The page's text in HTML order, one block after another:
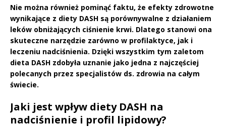
Nie można również pominąć faktu, że efekty zdrowotne
wynikające z diety DASH są porównywalne z działaniem
leków obniżających ciśnienie krwi. Dlatego stanowi ona
skuteczne narzędzie zarówno w profilaktyce, jak i
leczeniu nadciśnienia. Dzięki wszystkim tym zaletom
dieta DASH zdobyła uznanie jako jedna z najczęściej
polecanych przez specjalistów ds. zdrowia na całym
świecie.
Jaki jest wpływ diety DASH na
nadciśnienie i profil lipidowy?